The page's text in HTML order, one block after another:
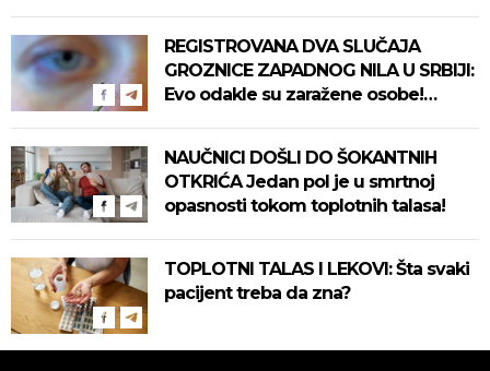
REGISTROVANA DVA SLUČAJA
GROZNICE ZAPADNOG NILA U SRBIJI:
Evo odakle su zaražene osobe!
NAUČNICI DOŠLI DO ŠOKANTNIH
OTKRIĆA Jedan pol je u smrtnoj
opasnosti tokom toplotnih talasa!
TOPLOTNI TALAS I LEKOVI: Šta svaki
pacijent treba da zna?